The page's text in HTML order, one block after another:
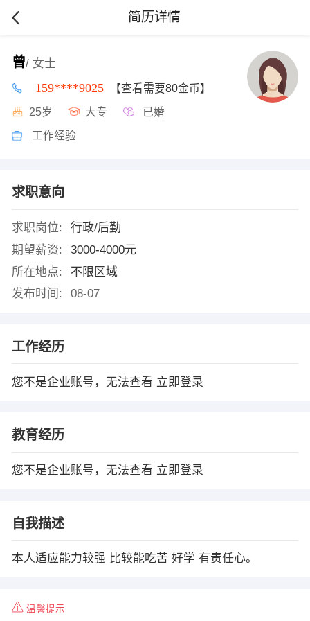
简历详情
曾/ 女士
159****9025 【查看需要80金币】
25岁 大专 已婚
工作经验
求职意向
求职岗位:
行政/后勤
期望薪资:
3000-4000元
所在地点:
不限区域
发布时间:
08-07
工作经历
您不是企业账号，无法查看 立即登录
教育经历
您不是企业账号，无法查看 立即登录
自我描述
本人适应能力较强 比较能吃苦 好学 有责任心。
温馨提示